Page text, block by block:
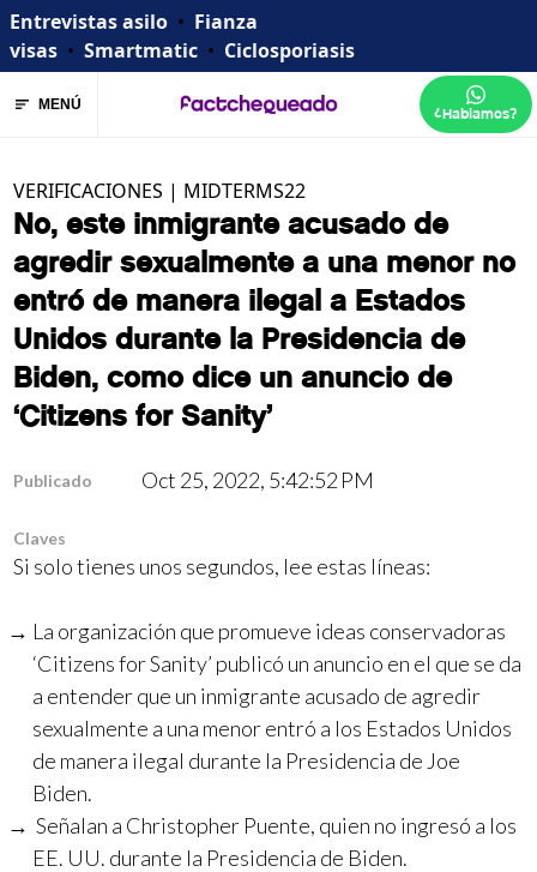
Entrevistas asilo • Fianza
visas • Smartmatic • Ciclosporiasis
MENÚ ¿Hablamos?
VERIFICACIONES | MIDTERMS22
No, este inmigrante acusado de
agredir sexualmente a una menor no
entró de manera ilegal a Estados
Unidos durante la Presidencia de
Biden, como dice un anuncio de
‘Citizens for Sanity’
Publicado Oct 25, 2022, 5:42:52 PM
Claves
Si solo tienes unos segundos, lee estas líneas:
La organización que promueve ideas conservadoras
‘Citizens for Sanity’ publicó un anuncio en el que se da
a entender que un inmigrante acusado de agredir
sexualmente a una menor entró a los Estados Unidos
de manera ilegal durante la Presidencia de Joe
Biden.
Señalan a Christopher Puente, quien no ingresó a los
EE. UU. durante la Presidencia de Biden.